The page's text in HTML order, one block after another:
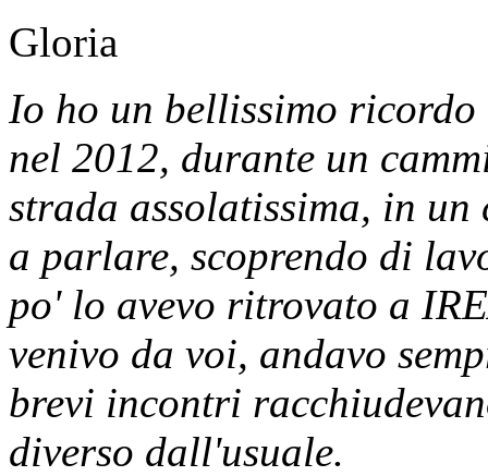
Gloria
Io ho un bellissimo
nel 2012, durante un
strada assolatissima, in un
a parlare, scoprendo di
po' lo avevo ritrovato a
venivo da voi, andavo
brevi incontri
diverso dall'usuale.